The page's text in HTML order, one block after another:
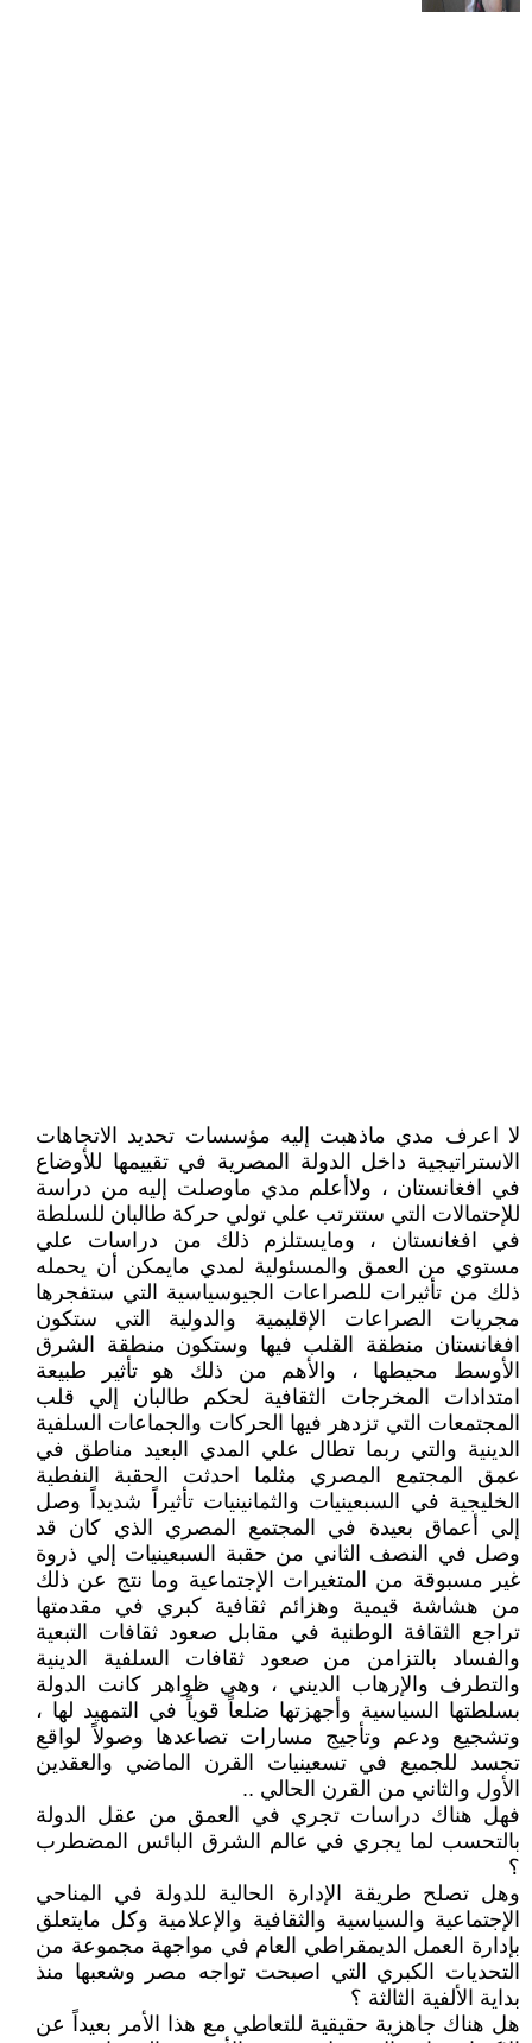
لا اعرف مدي ماذهبت إليه مؤسسات تحديد الاتجاهات
الاستراتيجية داخل الدولة المصرية في تقييمها للأوضاع
في افغانستان ، ولاأعلم مدي ماوصلت إليه من دراسة
للإحتمالات التي ستترتب علي تولي حركة طالبان للسلطة
في افغانستان ، ومايستلزم ذلك من دراسات علي
مستوي من العمق والمسئولية لمدي مايمكن أن يحمله
ذلك من تأثيرات للصراعات الجيوسياسية التي ستفجرها
مجريات الصراعات الإقليمية والدولية التي ستكون
افغانستان منطقة القلب فيها وستكون منطقة الشرق
الأوسط محيطها ، والأهم من ذلك هو تأثير طبيعة
امتدادات المخرجات الثقافية لحكم طالبان إلي قلب
المجتمعات التي تزدهر فيها الحركات والجماعات السلفية
الدينية والتي ربما تطال علي المدي البعيد مناطق في
عمق المجتمع المصري مثلما احدثت الحقبة النفطية
الخليجية في السبعينيات والثمانينيات تأثيراً شديداً وصل
إلي أعماق بعيدة في المجتمع المصري الذي كان قد
وصل في النصف الثاني من حقبة السبعينيات إلي ذروة
غير مسبوقة من المتغيرات الإجتماعية وما نتج عن ذلك
من هشاشة قيمية وهزائم ثقافية كبري في مقدمتها
تراجع الثقافة الوطنية في مقابل صعود ثقافات التبعية
والفساد بالتزامن من صعود ثقافات السلفية الدينية
والتطرف والإرهاب الديني ، وهي ظواهر كانت الدولة
بسلطتها السياسية وأجهزتها ضلعاً قوياً في التمهيد لها ،
وتشجيع ودعم وتأجيج مسارات تصاعدها وصولاً لواقع
تجسد للجميع في تسعينيات القرن الماضي والعقدين
الأول والثاني من القرن الحالي ..
فهل هناك دراسات تجري في العمق من عقل الدولة
بالتحسب لما يجري في عالم الشرق البائس المضطرب
؟
وهل تصلح طريقة الإدارة الحالية للدولة في المناحي
الإجتماعية والسياسية والثقافية والإعلامية وكل مايتعلق
بإدارة العمل الديمقراطي العام في مواجهة مجموعة من
التحديات الكبري التي اصبحت تواجه مصر وشعبها منذ
بداية الألفية الثالثة ؟
هل هناك جاهزية حقيقية للتعاطي مع هذا الأمر بعيداً عن